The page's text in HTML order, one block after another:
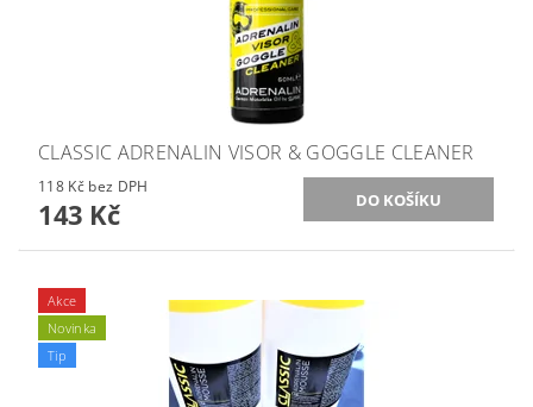
CLASSIC ADRENALIN VISOR & GOGGLE CLEANER
118 Kč bez DPH
143 Kč
Akce
Novinka
Tip